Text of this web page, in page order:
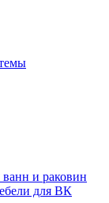
и раковин
для ВК